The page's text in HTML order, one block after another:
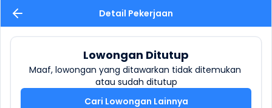
Detail Pekerjaan
Lowongan Ditutup
Maaf, lowongan yang ditawarkan tidak ditemukan
atau sudah ditutup
Cari Lowongan Lainnya